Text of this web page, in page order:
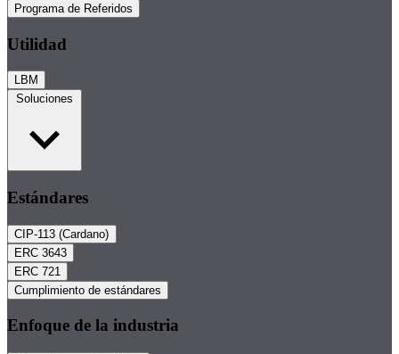
Programa de Referidos
Utilidad
LBM
Soluciones
Estándares
CIP-113 (Cardano)
ERC 3643
ERC 721
Cumplimiento de estándares
Enfoque de la industria